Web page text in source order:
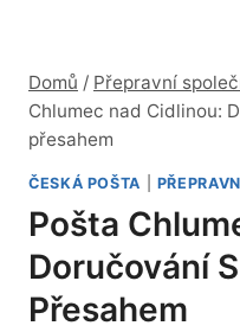
Domů / Přepravní
Chlumec nad Cidlinou:
přesahem
ČESKÁ POŠTA
Pošta
Doručování
Přesahem